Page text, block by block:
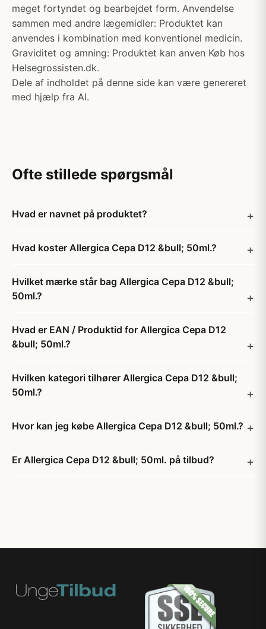
meget fortyndet og bearbejdet form. Anvendelse
sammen med andre lægemidler: Produktet kan
anvendes i kombination med konventionel medicin.
Graviditet og amning: Produktet kan anven Køb hos
Helsegrossisten.dk.
Dele af indholdet på denne side kan være genereret
med hjælp fra AI.
Ofte stillede spørgsmål
Hvad er navnet på produktet?
Hvad koster Allergica Cepa D12 &bull; 50ml.?
Hvilket mærke står bag Allergica Cepa D12 &bull;
50ml.?
Hvad er EAN / Produktid for Allergica Cepa D12
&bull; 50ml.?
Hvilken kategori tilhører Allergica Cepa D12 &bull;
50ml.?
Hvor kan jeg købe Allergica Cepa D12 &bull; 50ml.?
Er Allergica Cepa D12 &bull; 50ml. på tilbud?